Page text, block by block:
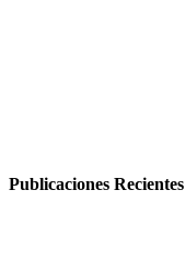
Publicaciones Recientes